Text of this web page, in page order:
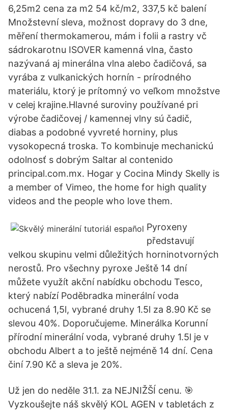
6,25m2 cena za m2 54 kč/m2, 337,5 kč balení
Množstevní sleva, možnost dopravy do 3 dne,
měření thermokamerou, mám i folii a rastry vč
sádrokarotnu ISOVER kamenná vlna, často
nazývaná aj minerálna vlna alebo čadičová, sa
vyrába z vulkanických hornín - prírodného
materiálu, ktorý je prítomný vo veľkom množstve
v celej krajine.Hlavné suroviny používané pri
výrobe čadičovej / kamennej vlny sú čadič,
diabas a podobné vyvreté horniny, plus
vysokopecná troska. To kombinuje mechanickú
odolnosť s dobrým Saltar al contenido
principal.com.mx. Hogar y Cocina Mindy Skelly is
a member of Vimeo, the home for high quality
videos and the people who love them.
Pyroxeny
představují
velkou skupinu velmi důležitých horninotvorných
nerostů. Pro všechny pyroxe Ještě 14 dní
můžete využít akční nabídku obchodu Tesco,
který nabízí Poděbradka minerální voda
ochucená 1,5l, vybrané druhy 1.5l za 8.90 Kč se
slevou 40%. Doporučujeme. Minerálka Korunní
přírodní minerální voda, vybrané druhy 1.5l je v
obchodu Albert a to ještě nejméně 14 dní. Cena
činí 7.90 Kč a sleva je 20%.
Už jen do neděle 31.1. za NEJNIŽŠÍ cenu. 🎯
Vyzkoušejte náš skvělý KOL AGEN v tabletách z